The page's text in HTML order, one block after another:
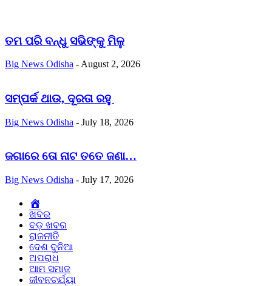
ତମ ପରି ବନ୍ଧୁ ସଭିଙ୍କୁ ମିଳୁ
Big News Odisha - August 2, 2026
ସମ୍ପର୍କ ଥାଉ, ଦୂରତା ରହୁ
Big News Odisha - July 18, 2026
ଜଗାରେ ତୋ ନାଟ ତତେ ଜଣା…
Big News Odisha - July 17, 2026
ଖବର
ବଡ଼ ଖବର
ରାଜନୀତି
ଦେଶ ଦୁନିଆ
ଅପରାଧ
ଆମ ସମାଜ
ଜୀବନଚର୍ଯ୍ୟା